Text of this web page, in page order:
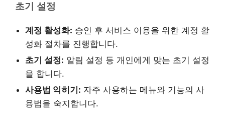
초기 설정
계정 활성화: 승인 후 서비스 이용을 위한 계정 활
성화 절차를 진행합니다.
초기 설정: 알림 설정 등 개인에게 맞는 초기 설정
을 합니다.
사용법 익히기: 자주 사용하는 메뉴와 기능의 사
용법을 숙지합니다.